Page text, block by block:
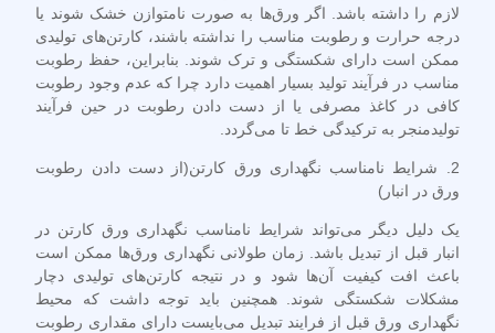
لازم را داشته باشد. اگر ورق‌ها به صورت نامتوازن خشک شوند یا
درجه حرارت و رطوبت مناسب را نداشته باشند، کارتن‌های تولیدی
ممکن است دارای شکستگی و ترک شوند. بنابراین، حفظ رطوبت
مناسب در فرآیند تولید بسیار اهمیت دارد چرا که عدم وجود رطوبت
کافی در کاغذ مصرفی یا از دست دادن رطوبت در حین فرآیند
تولیدمنجر به ترکیدگی خط تا می‌گردد.
2.
شرایط نامناسب نگهداری ورق کارتن(از دست دادن رطوبت
ورق در انبار)
یک دلیل دیگر می‌تواند شرایط نامناسب نگهداری ورق کارتن در
انبار قبل از تبدیل باشد. زمان طولانی نگهداری ورق‌ها ممکن است
باعث افت کیفیت آن‌ها شود و در نتیجه کارتن‌های تولیدی دچار
مشکلات شکستگی شوند. همچنین باید توجه داشت که محیط
نگهداری ورق قبل از فرایند تبدیل می‌بایست دارای مقداری رطوبت